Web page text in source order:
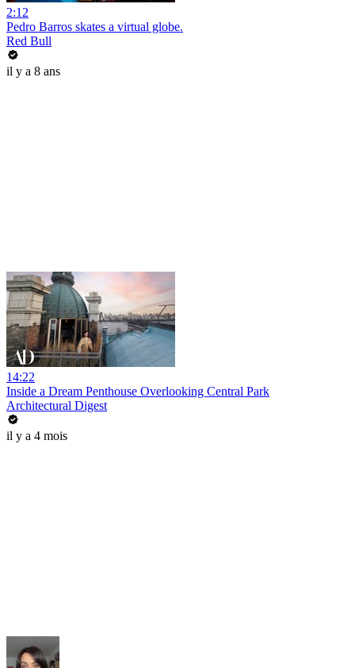
2:12
Pedro Barros skates a virtual globe.
Red Bull
il y a 8 ans
14:22
Inside a Dream Penthouse Overlooking Central Park
Architectural Digest
il y a 4 mois